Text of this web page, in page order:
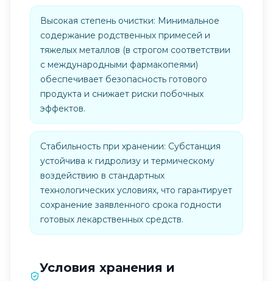
Высокая степень очистки: Минимальное
содержание родственных примесей и
тяжелых металлов (в строгом соответствии
с международными фармакопеями)
обеспечивает безопасность готового
продукта и снижает риски побочных
эффектов.
Стабильность при хранении: Субстанция
устойчива к гидролизу и термическому
воздействию в стандартных
технологических условиях, что гарантирует
сохранение заявленного срока годности
готовых лекарственных средств.
Условия хранения и